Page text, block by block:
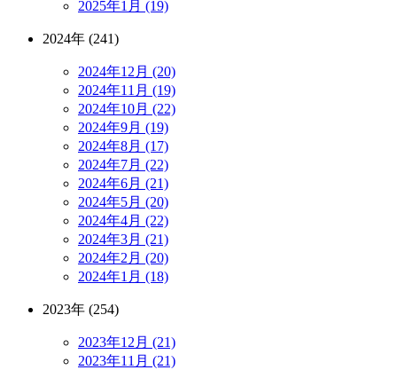
2025年1月 (19)
2024年 (241)
2024年12月 (20)
2024年11月 (19)
2024年10月 (22)
2024年9月 (19)
2024年8月 (17)
2024年7月 (22)
2024年6月 (21)
2024年5月 (20)
2024年4月 (22)
2024年3月 (21)
2024年2月 (20)
2024年1月 (18)
2023年 (254)
2023年12月 (21)
2023年11月 (21)